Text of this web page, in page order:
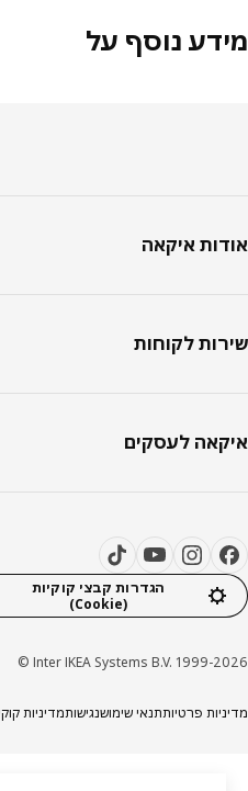
נוסף על
איקאה
לקוחות
לעסקים
הגדרות קבצי קוקיות
Inter IKEA Systems B.V. 1999-
פרטיותתנאי שימושנגישותמדיניות קוקיות (Cookies)